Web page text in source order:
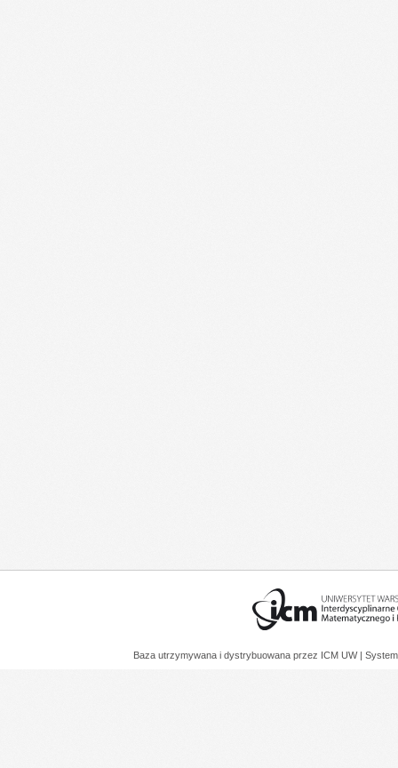
Baza utrzymywana i dystrybuowana przez ICM UW |